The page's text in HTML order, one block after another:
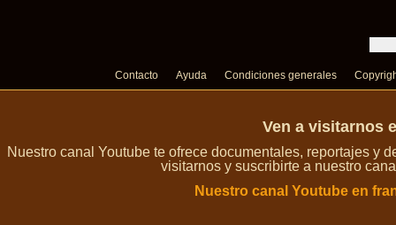
Contacto Ayuda Condiciones generales
Ven a visitarnos
Nuestro canal Youtube te ofrece documentales, reportajes y
visitarnos y suscribirte a nuestro
Nuestro canal Youtube en